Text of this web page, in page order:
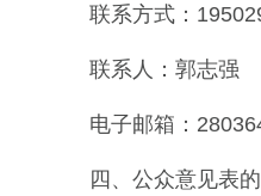
联系方式：
联系人：郭志强
电子邮箱：
四、公众意见表